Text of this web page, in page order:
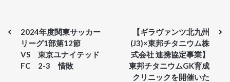
2024年度関東サッカー
リーグ1部第12節
VS 東京ユナイテッド
FC 2-3 惜敗
【ギラヴァンツ北九州
(J3)×東邦チタニウム株
式会社 連携協定事業】
東邦チタニウムGK育成
クリニックを開催いた